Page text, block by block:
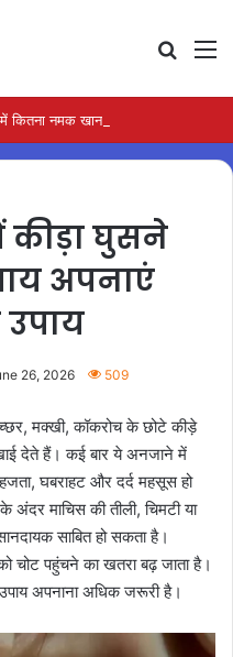
कीड़ा घुसने
अपनाएं
उपाय
26, 2026 509
मक्खी, कॉकरोच के छोटे कीड़े
देते हैं। कई बार ये अनजाने में
घबराहट और दर्द महसूस हो
माचिस की तीली, चिमटी या
साबित हो सकता है।
चोट पहुंचने का खतरा बढ़ जाता है।
अपनाना अधिक जरूरी है।